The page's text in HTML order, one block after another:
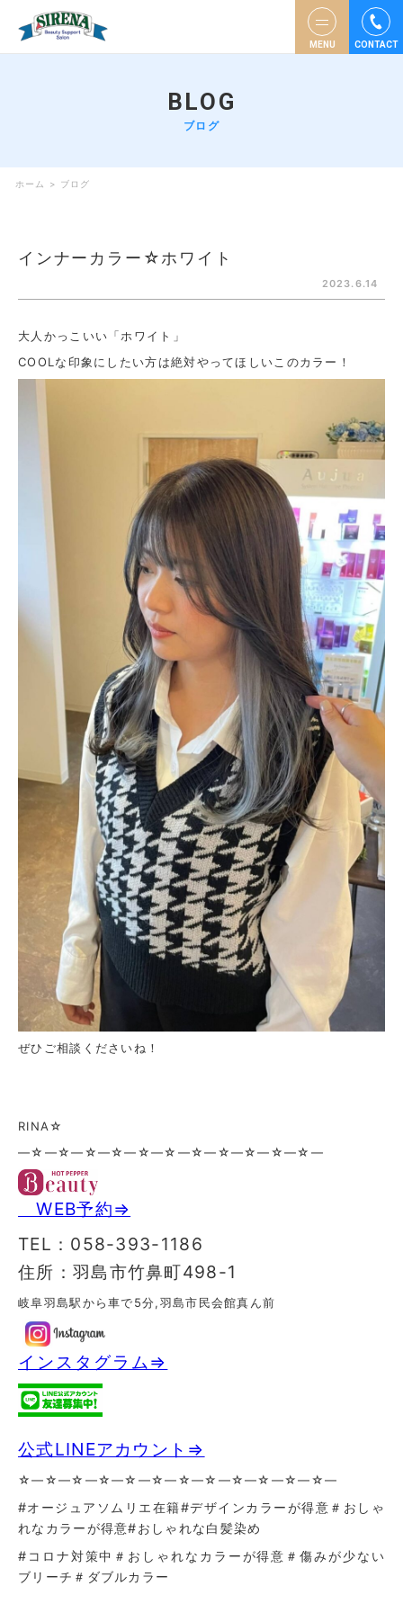
MENU CONTACT
BLOG
ブログ
ホーム > ブログ
インナーカラー☆ホワイト
2023.6.14
大人かっこいい「ホワイト」
COOLな印象にしたい方は絶対やってほしいこのカラー！
ぜひご相談くださいね！
RINA☆
—☆—☆—☆—☆—☆—☆—☆—☆—☆—☆—☆—
WEB予約⇒
TEL：058-393-1186
住所：羽島市竹鼻町498-1
岐阜羽島駅から車で5分,羽島市民会館真ん前
インスタグラム⇒
公式LINEアカウント⇒
☆—☆—☆—☆—☆—☆—☆—☆—☆—☆—☆—☆—
#オージュアソムリエ在籍#デザインカラーが得意＃おしゃ
れなカラーが得意#おしゃれな白髪染め
#コロナ対策中＃おしゃれなカラーが得意＃傷みが少ない
ブリーチ＃ダブルカラー